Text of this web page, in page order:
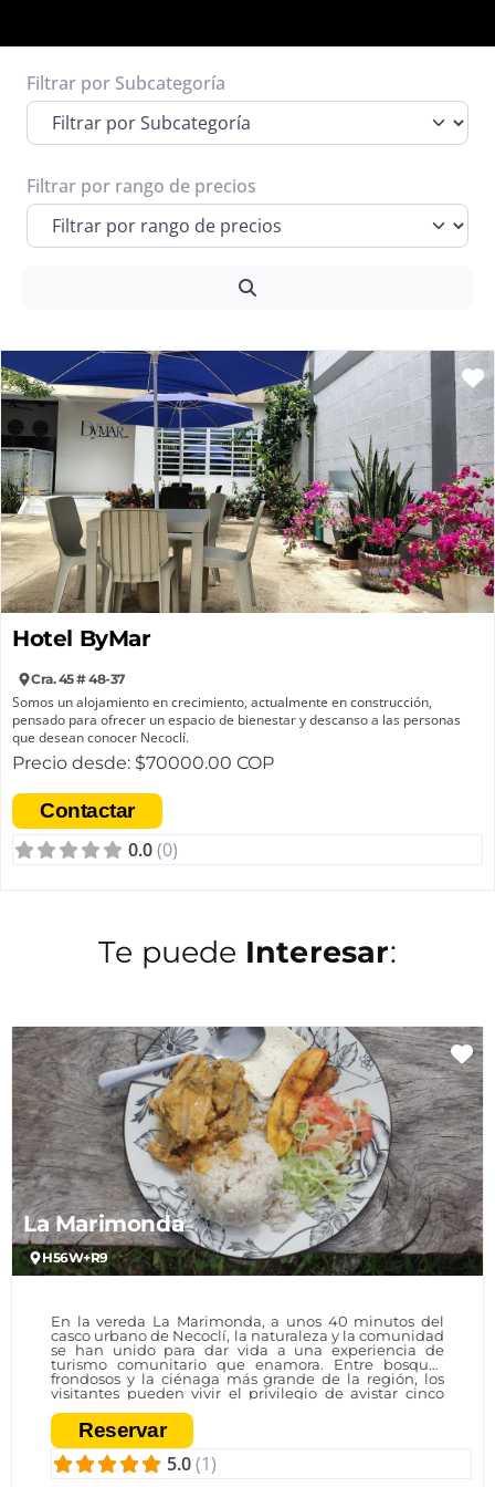
Espacio publicitario 1
Informacion de posibles prestadores o
Ver Más
Filtrar por Subcategoría
Filtrar por rango de precios
Hotel ByMar
Cra. 45 # 48-37
Somos un alojamiento en crecimiento, actualmente en construcción,
pensado para ofrecer un espacio de bienestar y descanso a las personas
que desean conocer Necoclí.
Este proyecto familiar nació en enero de 2024, liderado por Don Leonardo,
como una forma de cerrar su etapa laboral en la ciudad y regresar
nuevamente a su pueblo.
Más que un alojamiento, es un espacio que busca brindar tranquilidad y
Precio desde: $70000.00 COP
Contactar
0.0(0)
Te puede Interesar:
La Marimonda
H56W+R9
En la vereda La Marimonda, a unos 40 minutos del
casco urbano de Necoclí, la naturaleza y la comunidad
se han unido para dar vida a una experiencia de
turismo comunitario que enamora. Entre bosques
frondosos y la ciénaga más grande de la región, los
visitantes pueden vivir el privilegio de avistar cinco
compartir con la gente que protege este territorio. Un
proyecto que no solo abre las puertas a los turistas,
sino que fortalece la economía local y fomenta la
conservación de los ecosistemas.
Reservar
5.0(1)